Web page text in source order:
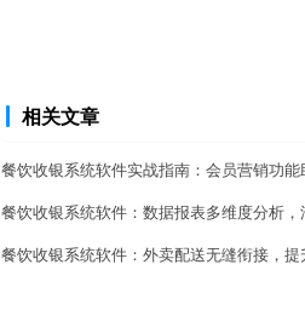
相关文章
餐饮收银系统软件实战指南：会员营销功能
餐饮收银系统软件：数据报表多维度分析，
餐饮收银系统软件：外卖配送无缝衔接，提